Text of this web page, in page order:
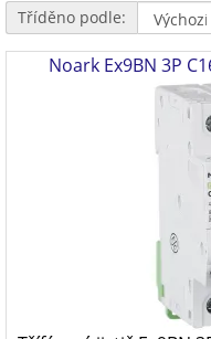
Tříděno podle:
Noark Ex9BN 3P